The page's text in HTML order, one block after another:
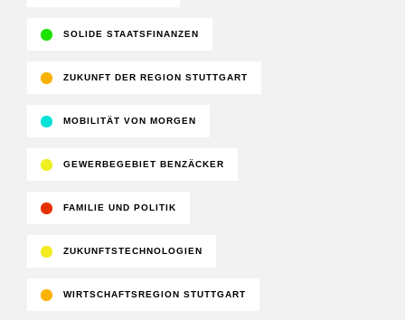
SOLIDE STAATSFINANZEN
ZUKUNFT DER REGION STUTTGART
MOBILITÄT VON MORGEN
GEWERBEGEBIET BENZÄCKER
FAMILIE UND POLITIK
ZUKUNFTSTECHNOLOGIEN
WIRTSCHAFTSREGION STUTTGART